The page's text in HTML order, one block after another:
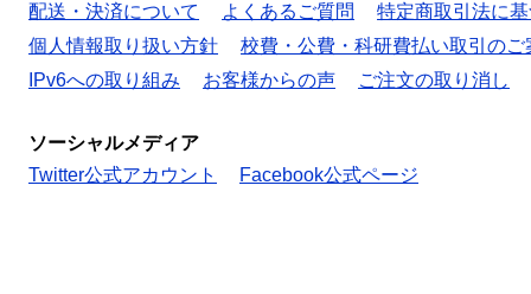
配送・決済について よくあるご質問
特定商取引法に
個人情報取り扱い方針
校費・公費・科研費払い取引のご
IPv6への取り組み
お客様からの声 ご注文の取り消し
ソーシャルメディア
Twitter公式アカウント
Facebook公式ページ